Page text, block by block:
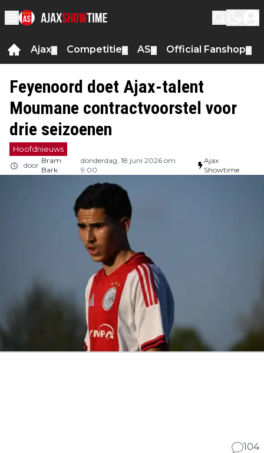
Ajax Competitie AS Official Fanshop
Feyenoord doet Ajax-talent
Moumane contractvoorstel voor
drie seizoenen
Hoofdnieuws
door
Bram
Bark
donderdag, 18 juni 2026 om
9:00
Ajax
Showtime
104